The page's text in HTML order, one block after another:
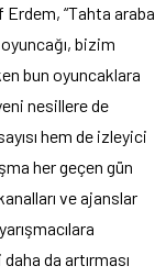
“Tahta araba
bizim
bun oyuncaklara
nesillere de
hem de izleyici
her geçen gün
ve ajanslar
da artırması